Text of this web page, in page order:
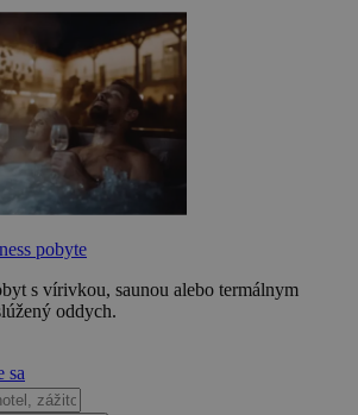
pobyte
s vírivkou, saunou alebo termálnym
oddych.
sa